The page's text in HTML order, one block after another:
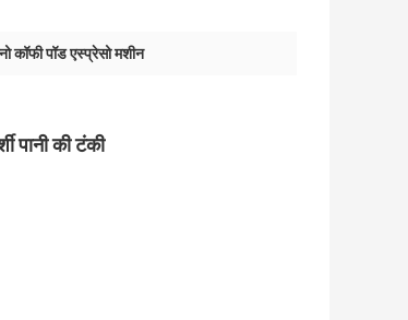
कॉफी पॉड एस्प्रेसो मशीन
पानी की टंकी